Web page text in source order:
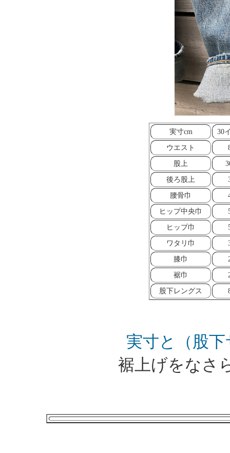
実寸cm 30
ウエスト
股上
後ろ股上
腰骨巾
ヒップ中央巾
ヒップ巾
ワタリ巾
膝巾
裾巾
股下レングス
実寸と（股
裾上げをなさ